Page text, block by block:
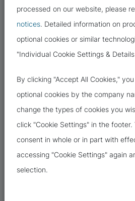
GOOGLE FONTS
Vielleicht haben sie auch schon von
processed on our website, please
notices. Detailed information on
optional cookies or similar
"Individual Cookie Settings &
By clicking "Accept All Cookies,"
optional cookies by the company
change the types of cookies you
click "Cookie Settings" in the
consent in whole or in part with
accessing "Cookie Settings" again
selection.